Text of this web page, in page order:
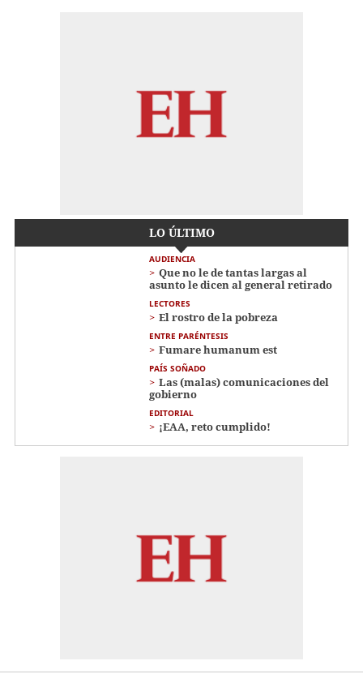
LO ÚLTIMO
AUDIENCIA
Que no le de tantas largas al
asunto le dicen al general retirado
LECTORES
El rostro de la pobreza
ENTRE PARÉNTESIS
Fumare humanum est
PAÍS SOÑADO
Las (malas) comunicaciones del
gobierno
EDITORIAL
¡EAA, reto cumplido!